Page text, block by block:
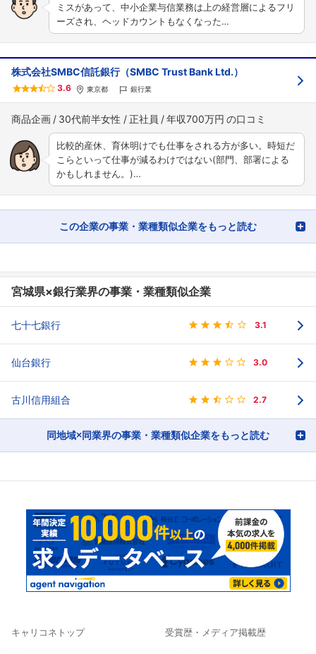
ミスがあって、中小企業与信業務は上の経営層によるフリ
ーズされ、ヘッドカウントもなくなった…
株式会社SMBC信託銀行（SMBC Trust Bank Ltd.）
3.6 東京都 銀行業
商品企画 30代前半女性 正社員 年収700万円
比較的産休、育休明けでも仕事をされる方が多い。時短だ
こらといって仕事が減るわけではない(部門、部署による
かもしれません。)…
この企業の事業・業種類似企業をもっと読む
宮城県×銀行業界の事業・業種類似企業
七十七銀行 3.1
仙台銀行 3.0
古川信用組合 2.7
同地域×同業界の事業・業種類似企業をもっと読む
キャリコネトップ 受賞歴・メディア掲載歴